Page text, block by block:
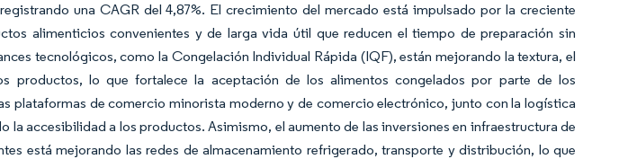
una CAGR del 4,87%. El crecimiento del mercado está impulsado por la creciente
alimenticios convenientes y de larga vida útil que reducen el tiempo de preparación sin
tecnológicos, como la Congelación Individual Rápida (IQF), están mejorando la textura, el
productos, lo que fortalece la aceptación de los alimentos congelados por parte de los
plataformas de comercio minorista moderno y de comercio electrónico, junto con la logística
la accesibilidad a los productos. Asimismo, el aumento de las inversiones en infraestructura de
está mejorando las redes de almacenamiento refrigerado, transporte y distribución, lo que